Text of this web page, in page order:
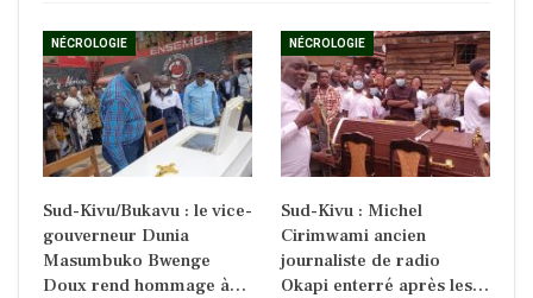
NÉCROLOGIE
Sud-Kivu/Bukavu : le vice-
gouverneur Dunia
Masumbuko Bwenge
Doux rend hommage à…
NÉCROLOGIE
Sud-Kivu : Michel
Cirimwami ancien
journaliste de radio
Okapi enterré après les…